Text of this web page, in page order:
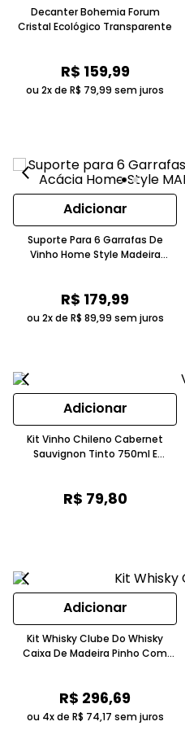
Decanter Bohemia Forum
Cristal Ecológico Transparente
R$ 159,99
ou 2x de R$ 79,99 sem juros
Adicionar
Suporte Para 6 Garrafas De
Vinho Home Style Madeira
R$ 179,99
ou 2x de R$ 89,99 sem juros
Adicionar
Kit Vinho Chileno Cabernet
Sauvignon Tinto 750ml E
R$ 79,80
Adicionar
Kit Whisky Clube Do Whisky
Caixa De Madeira Pinho Com
Imaginarium
R$ 296,69
ou 4x de R$ 74,17 sem juros